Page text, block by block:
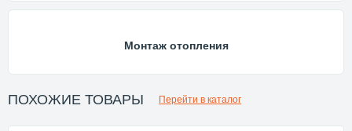
Монтаж отопления
ПОХОЖИЕ ТОВАРЫ Перейти в каталог